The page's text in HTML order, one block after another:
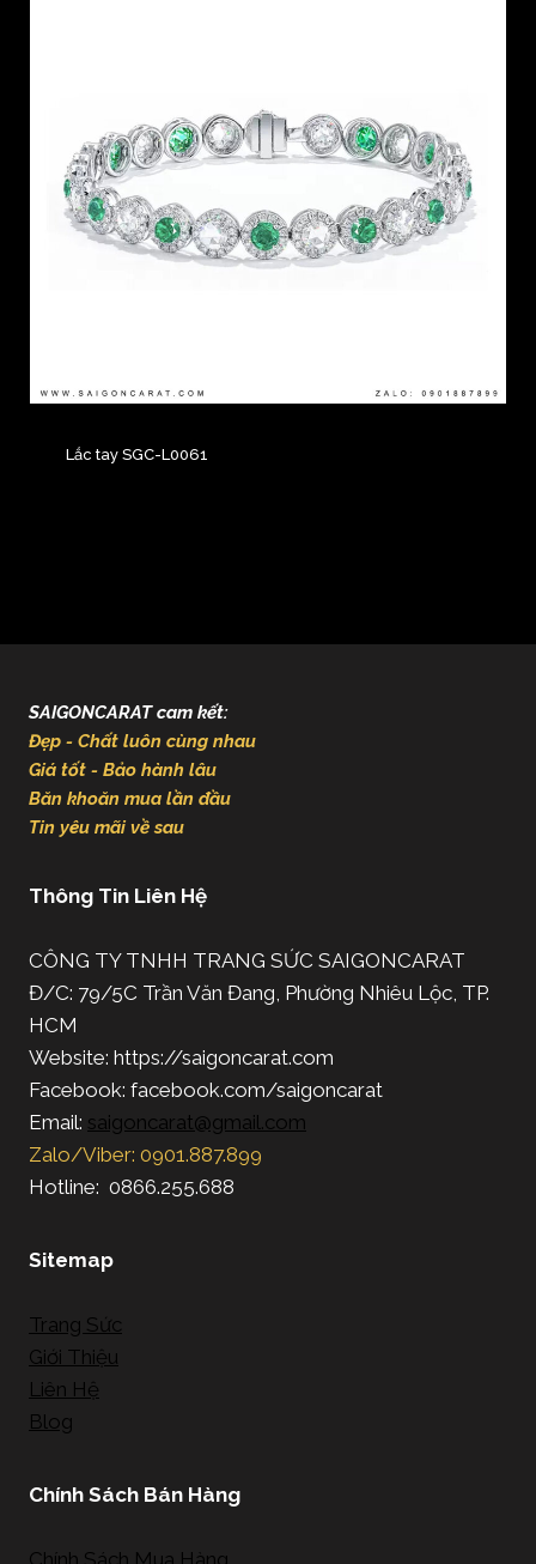
Lắc tay SGC-L0061
SAIGONCARAT cam kết:
Đẹp - Chất luôn cùng nhau
Giá tốt - Bảo hành lâu
Băn khoăn mua lần đầu
Tin yêu mãi về sau
Thông Tin Liên Hệ
CÔNG TY TNHH TRANG SỨC SAIGONCARAT
Đ/C: 79/5C Trần Văn Đang, Phường Nhiêu Lộc, TP.
HCM
Website: https://saigoncarat.com
Facebook: facebook.com/saigoncarat
Email: saigoncarat@gmail.com
Zalo/Viber: 0901.887.899
Hotline: 0866.255.688
Sitemap
Trang Sức
Giới Thiệu
Liên Hệ
Blog
Chính Sách Bán Hàng
Chính Sách Mua Hàng